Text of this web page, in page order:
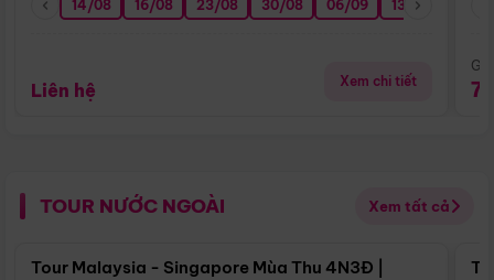
14/08 16/08 23/08 30/08 06/09 13/09
Liên hệ Xem chi tiết
TOUR NƯỚC NGOÀI Xem tất cả
Điểm nổi bật
Tour Malaysia - Singapore Mùa Thu 4N3Đ |